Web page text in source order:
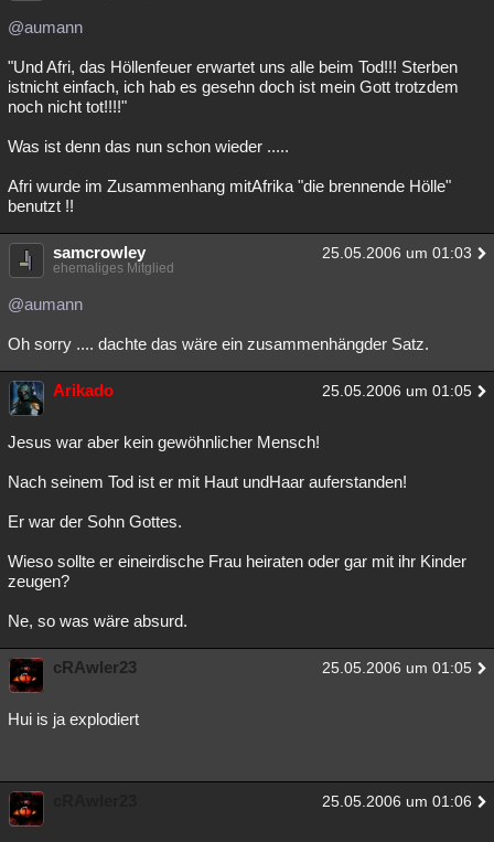
@aumann
"Und Afri, das Höllenfeuer erwartet uns alle beim Tod!!! Sterben
istnicht einfach, ich hab es gesehn doch ist mein Gott trotzdem
noch nicht tot!!!!"
Was ist denn das nun schon wieder .....
Afri wurde im Zusammenhang mitAfrika "die brennende Hölle"
benutzt !!
samcrowley 25.05.2006 um 01:03
ehemaliges Mitglied
@aumann
Oh sorry .... dachte das wäre ein zusammenhängder Satz.
Arikado 25.05.2006 um 01:05
Jesus war aber kein gewöhnlicher Mensch!
Nach seinem Tod ist er mit Haut undHaar auferstanden!
Er war der Sohn Gottes.
Wieso sollte er eineirdische Frau heiraten oder gar mit ihr Kinder
zeugen?
Ne, so was wäre absurd.
cRAwler23 25.05.2006 um 01:05
Hui is ja explodiert
25.05.2006 um 01:06